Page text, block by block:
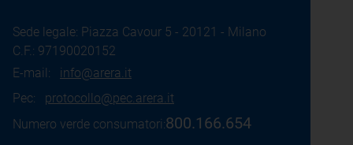
Sede legale: Piazza Cavour 5 - 20121 - Milano
C.F.: 97190020152
E-mail: info@arera.it
Pec: protocollo@pec.arera.it
Numero verde consumatori:800.166.654